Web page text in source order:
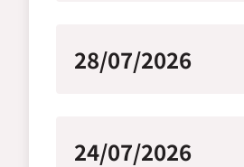
28/07/2026
24/07/2026